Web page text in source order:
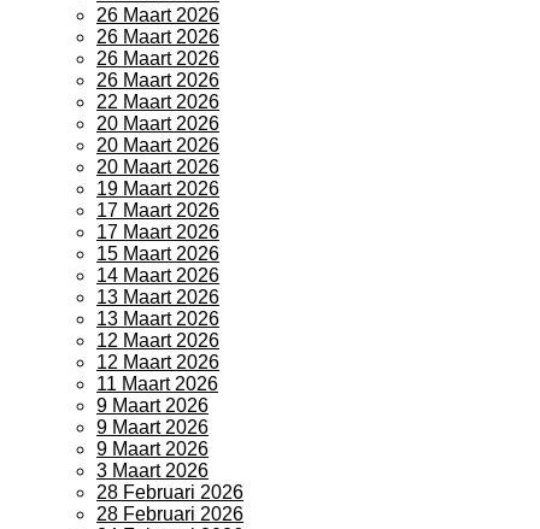
26 Maart 2026
26 Maart 2026
26 Maart 2026
26 Maart 2026
22 Maart 2026
20 Maart 2026
20 Maart 2026
20 Maart 2026
19 Maart 2026
17 Maart 2026
17 Maart 2026
15 Maart 2026
14 Maart 2026
13 Maart 2026
13 Maart 2026
12 Maart 2026
12 Maart 2026
11 Maart 2026
9 Maart 2026
9 Maart 2026
9 Maart 2026
3 Maart 2026
28 Februari 2026
28 Februari 2026